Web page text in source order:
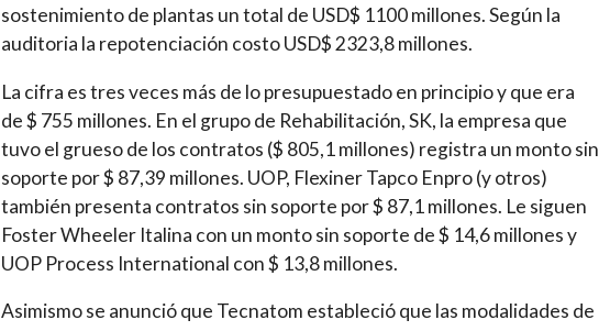
sostenimiento de plantas un total de USD$ 1100 millones. Según la
auditoria la repotenciación costo USD$ 2323,8 millones.
La cifra es tres veces más de lo presupuestado en principio y que era
de $ 755 millones. En el grupo de Rehabilitación, SK, la empresa que
tuvo el grueso de los contratos ($ 805,1 millones) registra un monto sin
soporte por $ 87,39 millones. UOP, Flexiner Tapco Enpro (y otros)
también presenta contratos sin soporte por $ 87,1 millones. Le siguen
Foster Wheeler Italina con un monto sin soporte de $ 14,6 millones y
UOP Process International con $ 13,8 millones.
Asimismo se anunció que Tecnatom estableció que las modalidades de